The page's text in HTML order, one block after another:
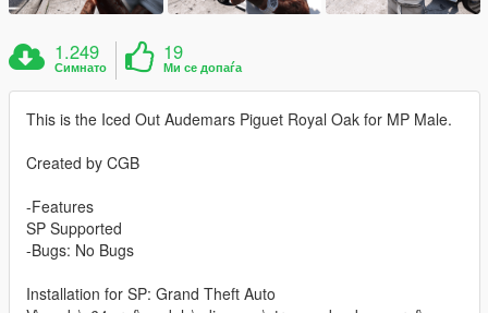
1.249
Симнато
19
Ми се допаѓа
This is the Iced Out Audemars Piguet Royal Oak for MP Male.
Created by CGB
-Features
SP Supported
-Bugs: No Bugs
Installation for SP: Grand Theft Auto